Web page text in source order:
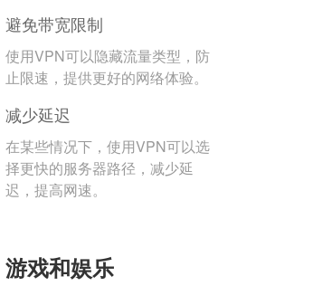
避免带宽限制
使用VPN可以隐藏流量类型，防
止限速，提供更好的网络体验。
减少延迟
在某些情况下，使用VPN可以选
择更快的服务器路径，减少延
迟，提高网速。
游戏和娱乐